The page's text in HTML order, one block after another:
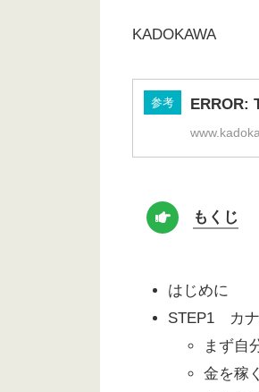
KADOKAWA
参考 ERROR:
もくじ
はじめに
STEP1 カ
まず自
金を稼